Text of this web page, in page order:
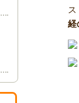
ス
経